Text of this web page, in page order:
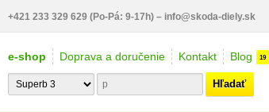
e-shop Doprava a doručenie Kontakt Blog 19
Hľadať
+421 233 329 629 (Po-Pá: 9-17h) – info@skoda-diely.sk